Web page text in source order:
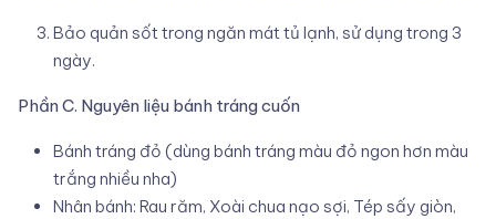
Bảo quản sốt trong ngăn mát tủ lạnh, sử dụng trong 3
ngày.
Phần C. Nguyên liệu bánh tráng cuốn
Bánh tráng đỏ (dùng bánh tráng màu đỏ ngon hơn màu
trắng nhiều nha)
Nhân bánh: Rau răm, Xoài chua nạo sợi, Tép sấy giòn,